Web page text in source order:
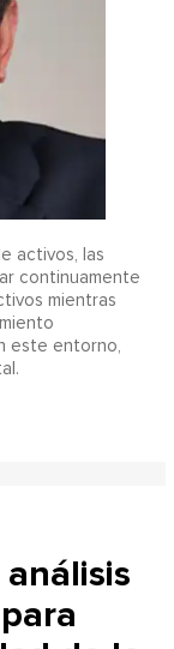
activos, las
continuamente
mientras
este entorno,